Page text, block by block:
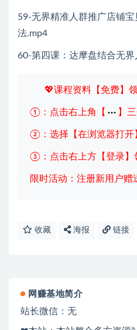
59-无界精准人群推广店铺
法.mp4
60-第四课：达摩盘结合无
💖课程资料【免费】
①：点击右上角【 】
②：选择【在浏览器打开
③：点击右上方【
限时活动：注册新用户赠
收藏 海报 链接
网赚基地简介
站长微信：无